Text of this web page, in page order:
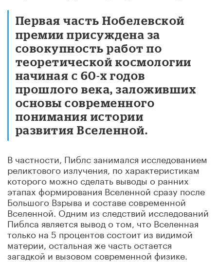
Первая часть Нобелевской
премии присуждена за
совокупность работ по
теоретической космологии
начиная с 60-х годов
прошлого века, заложивших
основы современного
понимания истории
развития Вселенной.
В частности, Пиблс занимался исследованием
реликтового излучения, по характеристикам
которого можно сделать выводы о ранних
этапах формирования Вселенной сразу после
Большого Взрыва и составе современной
Вселенной. Одним из следствий исследований
Пиблса является вывод о том, что Вселенная
только на 5 процентов состоит из видимой
материи, остальная же часть остается
загадкой и вызовом современной физике.